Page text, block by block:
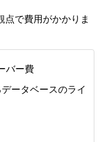
点で費用がかかりま
バー費
ータベースのライ